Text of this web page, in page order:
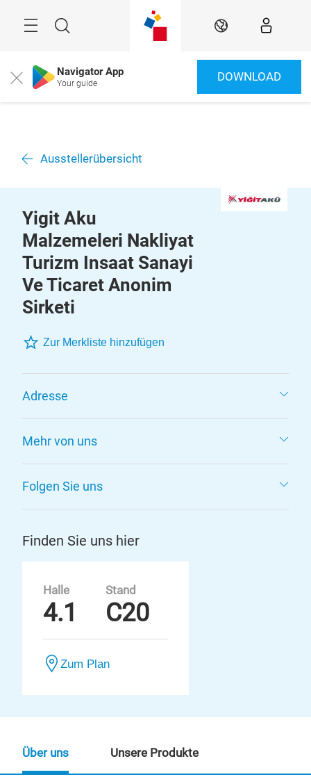
Suche DE
Close Navigator App
Your guide DOWNLOAD
Ausstellerübersicht
Yigit Aku
Malzemeleri Nakliyat
Turizm Insaat Sanayi
Ve Ticaret Anonim
Sirketi
Zur Merkliste hinzufügen
Adresse
Mehr von uns
Folgen Sie uns
Finden Sie uns hier
Halle
4.1
Stand
C20
Zum Plan
Über uns Unsere Produkte